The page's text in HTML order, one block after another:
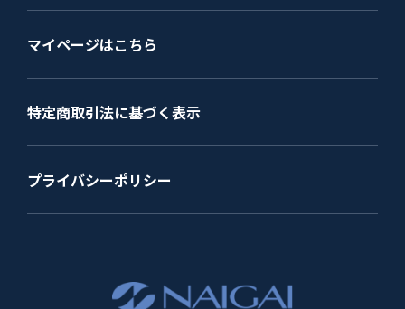
マイページはこちら
特定商取引法に基づく表示
プライバシーポリシー